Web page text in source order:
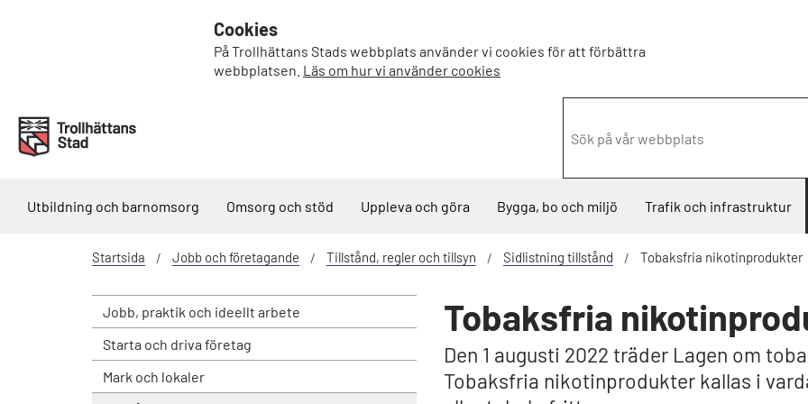
Cookies
På Trollhättans Stads webbplats använder vi cookies för att förbättra
webbplatsen. Läs om hur vi använder cookies
Utbildning och barnomsorg Omsorg och stöd Uppleva och göra Bygga, bo och miljö Trafik och infrastruktur
Startsida Jobb och företagande Tillstånd, regler och tillsyn Sidlistning tillstånd Tobaksfria nikotinprodukter
Jobb, praktik och ideellt arbete
Starta och driva företag
Mark och lokaler
Tobaksfria
Den 1 augusti 2022 träder Lagen om
Tobaksfria nikotinprodukter kallas i